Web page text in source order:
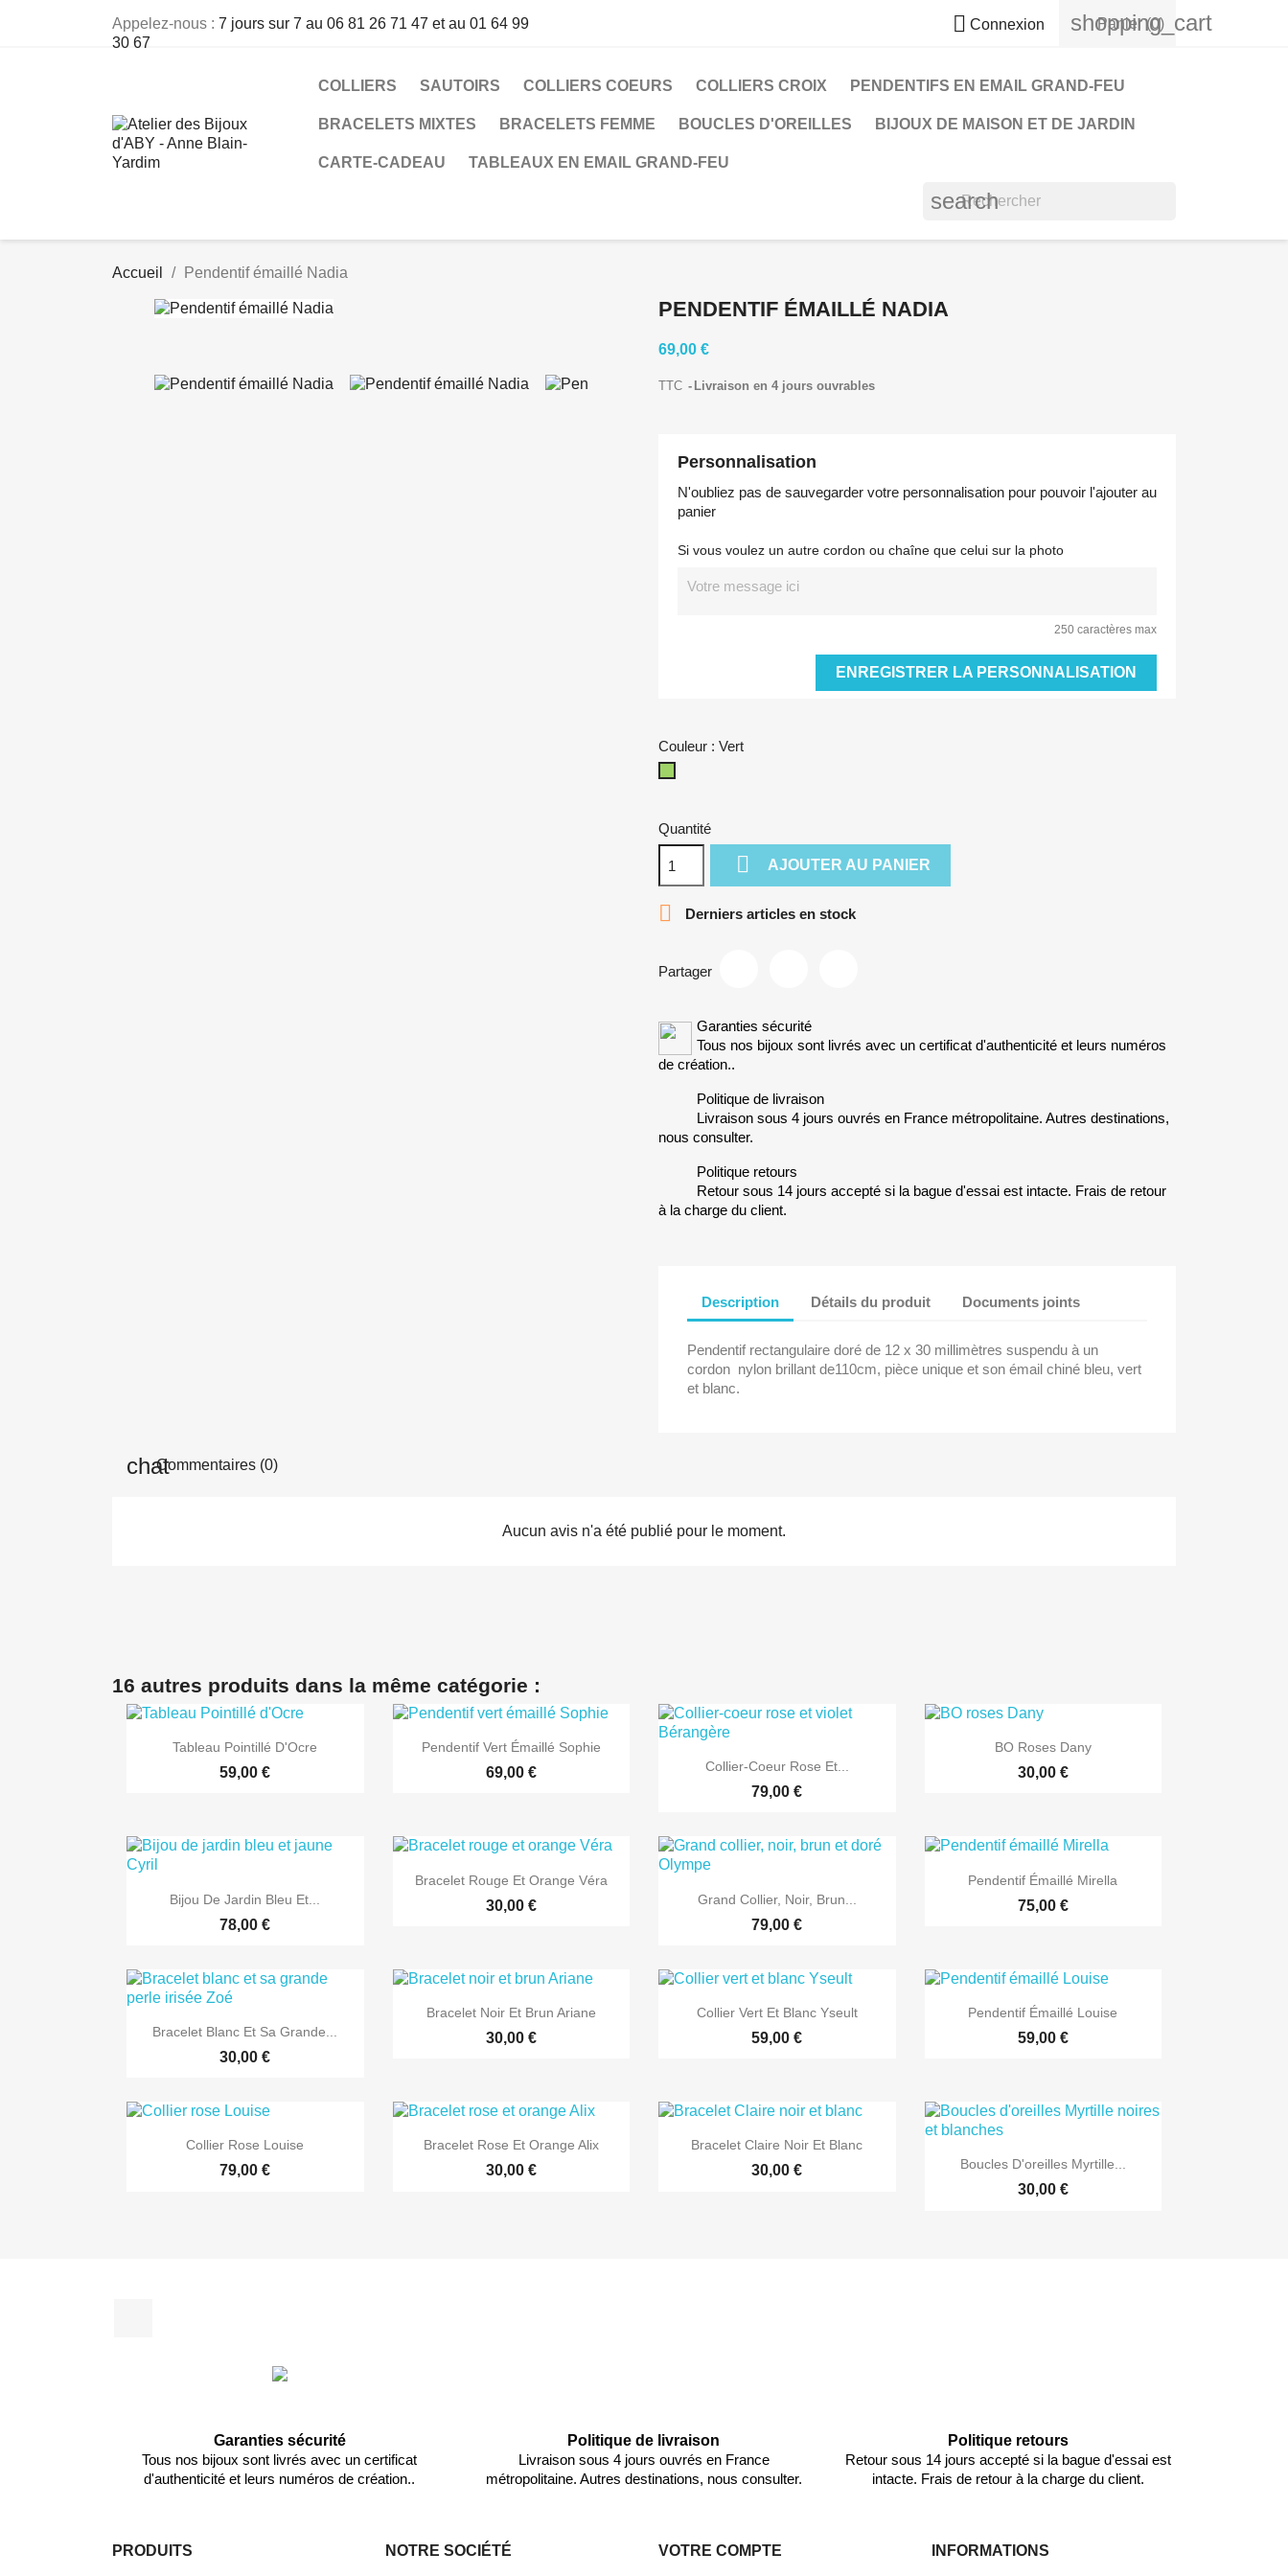
Appelez-nous : 7 jours sur 7 au 06 81 26 71 47 et au 01 64 99
30 67
 Connexion shopping_cart
Panier (0)
COLLIERS SAUTOIRS COLLIERS COEURS COLLIERS CROIX PENDENTIFS EN EMAIL GRAND-FEU
BRACELETS MIXTES BRACELETS FEMME BOUCLES D'OREILLES BIJOUX DE MAISON ET DE JARDIN
CARTE-CADEAU TABLEAUX EN EMAIL GRAND-FEU
search
Accueil Pendentif émaillé Nadia
PENDENTIF ÉMAILLÉ NADIA
69,00 €
TTC Livraison en 4 jours ouvrables
Personnalisation
N'oubliez pas de sauvegarder votre personnalisation pour pouvoir l'ajouter au
panier
Si vous voulez un autre cordon ou chaîne que celui sur la photo
250 caractères max
ENREGISTRER LA PERSONNALISATION
Couleur : Vert
Quantité
 AJOUTER AU PANIER
 Derniers articles en stock
Partager
Garanties sécurité
Tous nos bijoux sont livrés avec un certificat d'authenticité et leurs numéros
de création..
Politique de livraison
Livraison sous 4 jours ouvrés en France métropolitaine. Autres destinations,
nous consulter.
Politique retours
Retour sous 14 jours accepté si la bague d'essai est intacte. Frais de retour
à la charge du client.
Description Détails du produit Documents joints
Pendentif rectangulaire doré de 12 x 30 millimètres suspendu à un
cordon nylon brillant de110cm, pièce unique et son émail chiné bleu, vert
et blanc.
Commentaires (0)
Aucun avis n'a été publié pour le moment.
16 autres produits dans la même catégorie :
 Aperçu rapide
Tableau Pointillé D'Ocre
59,00 €
 Aperçu rapide
Pendentif Vert Émaillé Sophie
69,00 €  Aperçu rapide
Collier-Coeur Rose Et...
79,00 €
 Aperçu rapide
BO Roses Dany
30,00 €
 Aperçu rapide
Bijou De Jardin Bleu Et...
78,00 €
 Aperçu rapide
Bracelet Rouge Et Orange Véra
30,00 €  Aperçu rapide
Grand Collier, Noir, Brun...
79,00 €
 Aperçu rapide
Pendentif Émaillé Mirella
75,00 €
 Aperçu rapide
Bracelet Blanc Et Sa Grande...
30,00 €
 Aperçu rapide
Bracelet Noir Et Brun Ariane
30,00 €
 Aperçu rapide
Collier Vert Et Blanc Yseult
59,00 €
 Aperçu rapide
Pendentif Émaillé Louise
59,00 €
 Aperçu rapide
Collier Rose Louise
79,00 €
 Aperçu rapide
Bracelet Rose Et Orange Alix
30,00 €
 Aperçu rapide
Bracelet Claire Noir Et Blanc
30,00 €  Aperçu rapide
Boucles D'oreilles Myrtille...
30,00 €
Garanties sécurité
Tous nos bijoux sont livrés avec un certificat
d'authenticité et leurs numéros de création..
Politique de livraison
Livraison sous 4 jours ouvrés en France
métropolitaine. Autres destinations, nous consulter.
Politique retours
Retour sous 14 jours accepté si la bague d'essai est
intacte. Frais de retour à la charge du client.
PRODUITS NOTRE SOCIÉTÉ VOTRE COMPTE INFORMATIONS